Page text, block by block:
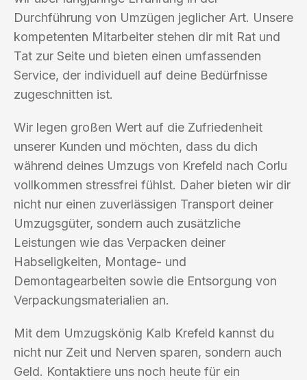
Durchführung von Umzügen jeglicher Art. Unsere
kompetenten Mitarbeiter stehen dir mit Rat und
Tat zur Seite und bieten einen umfassenden
Service, der individuell auf deine Bedürfnisse
zugeschnitten ist.
Wir legen großen Wert auf die Zufriedenheit
unserer Kunden und möchten, dass du dich
während deines Umzugs von Krefeld nach Corlu
vollkommen stressfrei fühlst. Daher bieten wir dir
nicht nur einen zuverlässigen Transport deiner
Umzugsgüter, sondern auch zusätzliche
Leistungen wie das Verpacken deiner
Habseligkeiten, Montage- und
Demontagearbeiten sowie die Entsorgung von
Verpackungsmaterialien an.
Mit dem Umzugskönig Kalb Krefeld kannst du
nicht nur Zeit und Nerven sparen, sondern auch
Geld. Kontaktiere uns noch heute für ein